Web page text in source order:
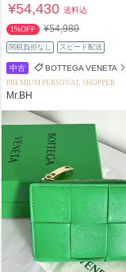
¥54,430送料込
1%OFF ¥54,980
関税負担なし スピード配送
中古 BOTTEGA VENETA
PREMIUM PERSONAL SHOPPER
Mr.BH